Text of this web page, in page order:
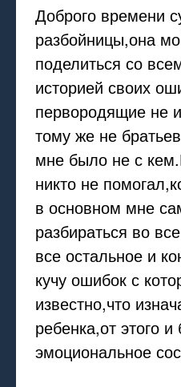
Доброго времени
разбойницы,она
поделиться со
историей своих
первородящие не
тому же не
мне было не с
никто не
в основном мне
разбираться во
все остальное и
кучу ошибок с
известно,что
ребенка,от этого
эмоциональное